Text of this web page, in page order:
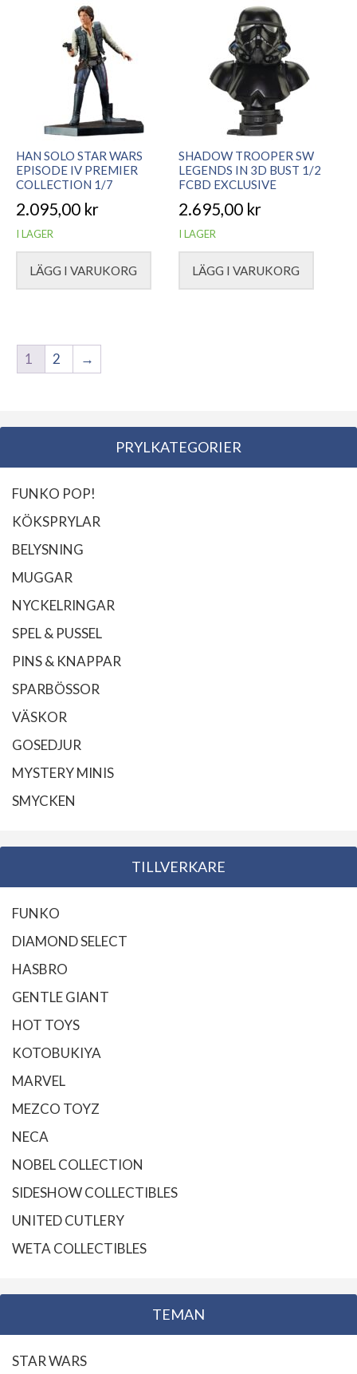
HAN SOLO STAR WARS
EPISODE IV PREMIER
COLLECTION 1/7
2.095,00 kr
I LAGER
LÄGG I VARUKORG
SHADOW TROOPER SW
LEGENDS IN 3D BUST 1/2
FCBD EXCLUSIVE
2.695,00 kr
I LAGER
LÄGG I VARUKORG
1 2 →
PRYLKATEGORIER
FUNKO POP!
KÖKSPRYLAR
BELYSNING
MUGGAR
NYCKELRINGAR
SPEL & PUSSEL
PINS & KNAPPAR
SPARBÖSSOR
VÄSKOR
GOSEDJUR
MYSTERY MINIS
SMYCKEN
TILLVERKARE
FUNKO
DIAMOND SELECT
HASBRO
GENTLE GIANT
HOT TOYS
KOTOBUKIYA
MARVEL
MEZCO TOYZ
NECA
NOBEL COLLECTION
SIDESHOW COLLECTIBLES
UNITED CUTLERY
WETA COLLECTIBLES
TEMAN
STAR WARS